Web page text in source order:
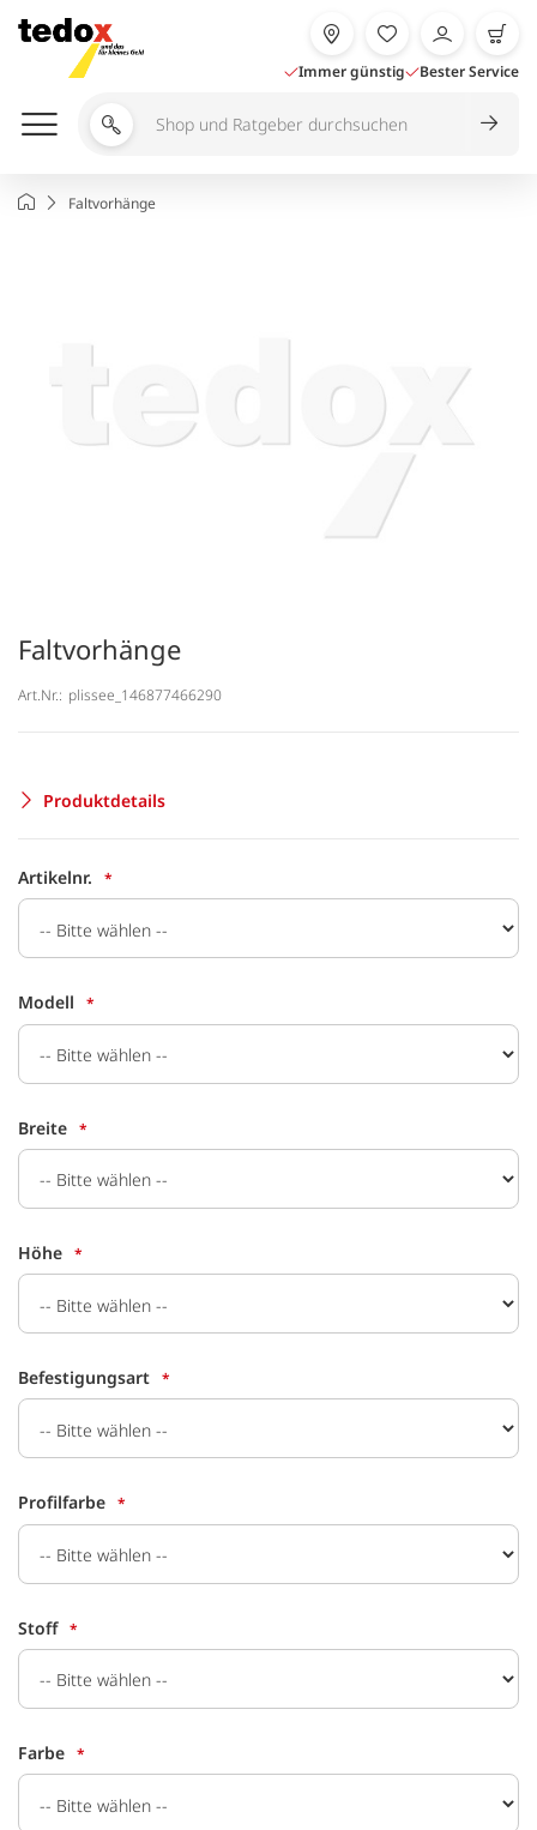
Inhalt
springen
Immer günstig Bester Service
Shop
durchsuchen
StartseiteFaltvorhänge
Faltvorhänge
Art.Nr.: plissee_146877466290
Produktdetails
Artikelnr.
Modell
Breite
Höhe
Befestigungsart
Profilfarbe
Stoff
Farbe